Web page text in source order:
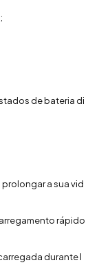
;
debateria di
prolongarasuavid
rápido
durantel